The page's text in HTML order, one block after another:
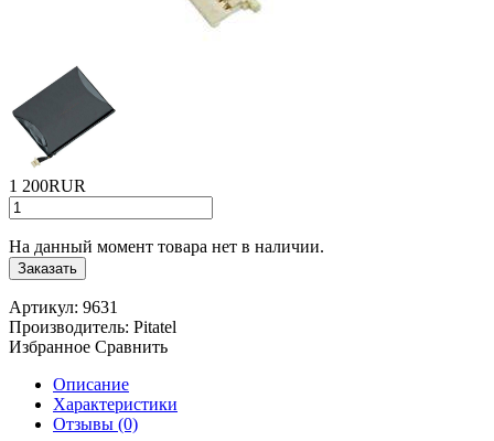
1 200RUR
На данный момент товара нет в наличии.
Заказать
Артикул: 9631
Производитель: Pitatel
Избранное Сравнить
Описание
Характеристики
Отзывы (0)